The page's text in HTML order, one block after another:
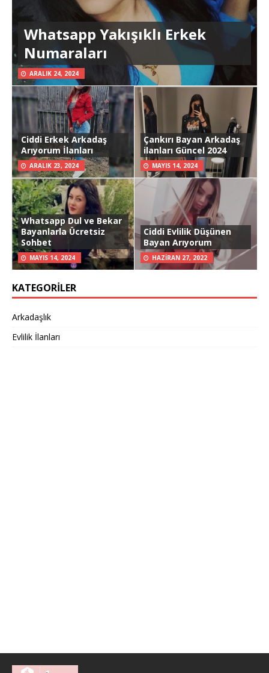
Whatsapp Yakışıklı Erkek
Numaraları
ARALIK 24, 2024
Ciddi Erkek Arkadaş
Arıyorum İlanları
ARALIK 23, 2024
Çankırı Bayan Arkadaş
ilanları Güncel 2024
MAYIS 14, 2024
Whatsapp Dul ve Bekar
Bayanlarla Ücretsiz
Sohbet
MAYIS 14, 2024
Ciddi Evlilik Düşünen
Bayan Arıyorum
HAZIRAN 27, 2022
KATEGORILER
Arkadaşlık
Evlilik İlanları